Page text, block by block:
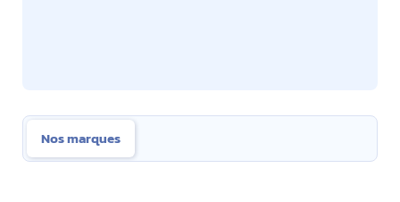
Nos marques